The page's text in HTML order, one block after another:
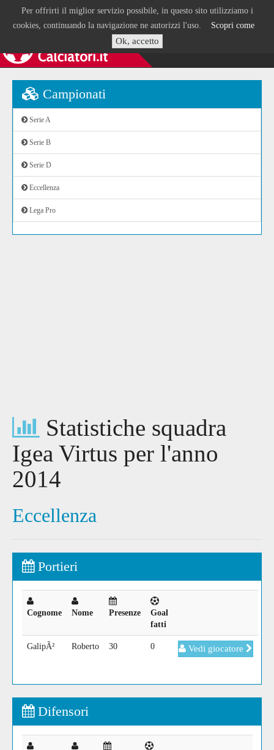
Per offrirti il miglior servizio possibile, in questo sito utilizziamo i
cookies, continuando la navigazione ne autorizzi l'uso. Scopri come
Ok, accetto
Campionati
Serie A
Serie B
Serie D
Eccellenza
Lega Pro
Statistiche squadra
Igea Virtus per l'anno
2014
Eccellenza
Portieri
Cognome Nome Presenze
Goal
fatti
GalipÃ² Roberto 30 0 Vedi giocatore
Difensori